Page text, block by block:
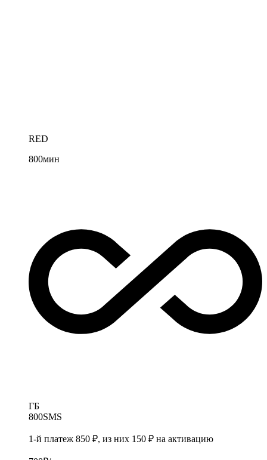
RED
800мин
ГБ
800SMS
1-й платеж 850 ₽, из них 150 ₽ на активацию